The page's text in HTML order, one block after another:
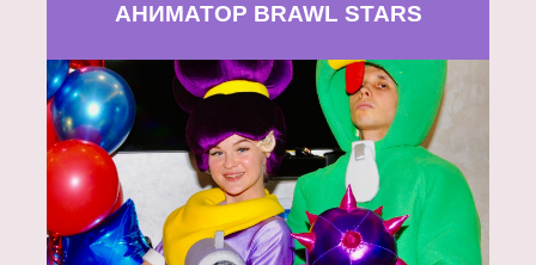
АНИМАТОР BRAWL STARS